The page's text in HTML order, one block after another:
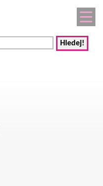
Hledej!